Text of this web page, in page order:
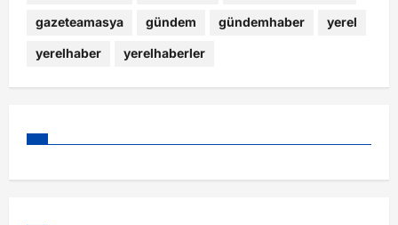
gazeteamasya gündem gündemhaber yerel
yerelhaber yerelhaberler